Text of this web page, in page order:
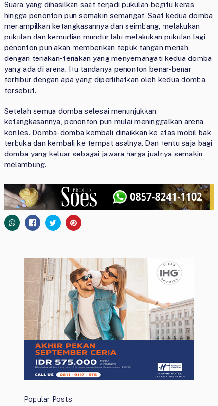
Suara yang dihasilkan saat terjadi pukulan begitu keras
hingga penonton pun semakin semangat. Saat kedua domba
menampilkan ketangkasannya dan seimbang, melakukan
pukulan dan kemudian mundur lalu melakukan pukulan lagi,
penonton pun akan memberikan tepuk tangan meriah
dengan teriakan-teriakan yang menyemangati kedua domba
yang ada di arena. Itu tandanya penonton benar-benar
terhibur dengan apa yang diperlihatkan oleh kedua domba
tersebut.
Setelah semua domba selesai menunjukkan
ketangkasannya, penonton pun mulai meninggalkan arena
kontes. Domba-domba kembali dinaikkan ke atas mobil bak
terbuka dan kembali ke tempat asalnya. Dan tentu saja bagi
domba yang keluar sebagai jawara harga jualnya semakin
melambung.
Popular Posts